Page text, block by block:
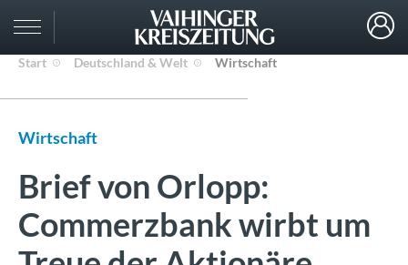
Start Deutschland & Welt Wirtschaft
Wirtschaft
Brief von Orlopp:
Commerzbank wirbt um